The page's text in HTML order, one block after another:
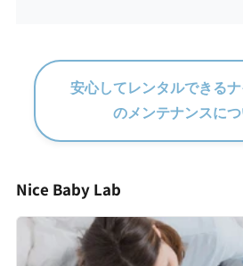
安心してレンタルできる
のメンテナンスに
Nice Baby Lab